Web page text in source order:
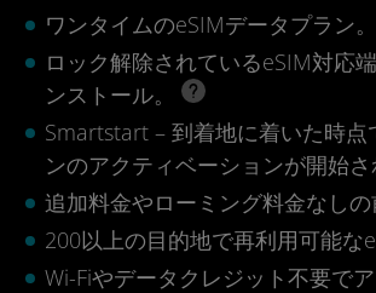
ワンタイムのeSIMデータプラン。
ロック解除されているeSIM対応
ンストール。
Smartstart – 到着地に着いた時点
ンのアクティベーションが開始
追加料金やローミング料金なしの
200以上の目的地で再利用可能な
Wi-Fiやデータクレジット不要で